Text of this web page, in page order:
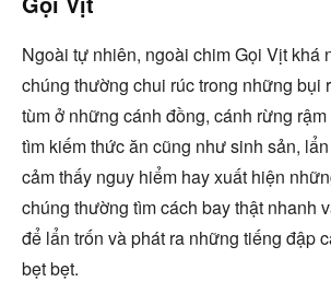
Ngoài tự nhiên, ngoài chim Gọi Vịt khá
chúng thường chui rúc trong những bụi
tùm ở những cánh đồng, cánh rừng
tìm kiếm thức ăn cũng như sinh sản,
cảm thấy nguy hiểm hay xuất hiện
chúng thường tìm cách bay thật nhanh
để lẩn trốn và phát ra những tiếng đập
bẹt bẹt.